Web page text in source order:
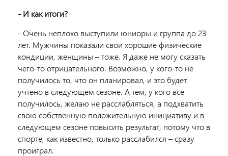
- И как итоги?
- Очень неплохо выступили юниоры и группа до 23
лет. Мужчины показали свои хорошие физические
кондиции, женщины – тоже. Я даже не могу сказать
чего-то отрицательного. Возможно, у кого-то не
получилось то, что он планировал, и это будет
учтено в следующем сезоне. А тем, у кого все
получилось, желаю не расслабляться, а подхватить
свою собственную положительную инициативу и в
следующем сезоне повысить результат, потому что в
спорте, как известно, только расслабился – сразу
проиграл.